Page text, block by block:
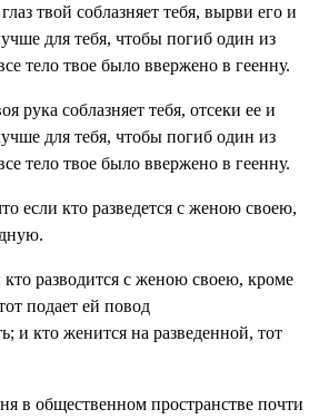
твой соблазняет тебя, вырви его и
для тебя, чтобы погиб один из
тело твое было ввержено в геенну.
рука соблазняет тебя, отсеки ее и
для тебя, чтобы погиб один из
тело твое было ввержено в геенну.
если кто разведется с женою своею,
разводится с женою своею, кроме
подает ей повод
и кто женится на разведенной, тот
в общественном пространстве почти